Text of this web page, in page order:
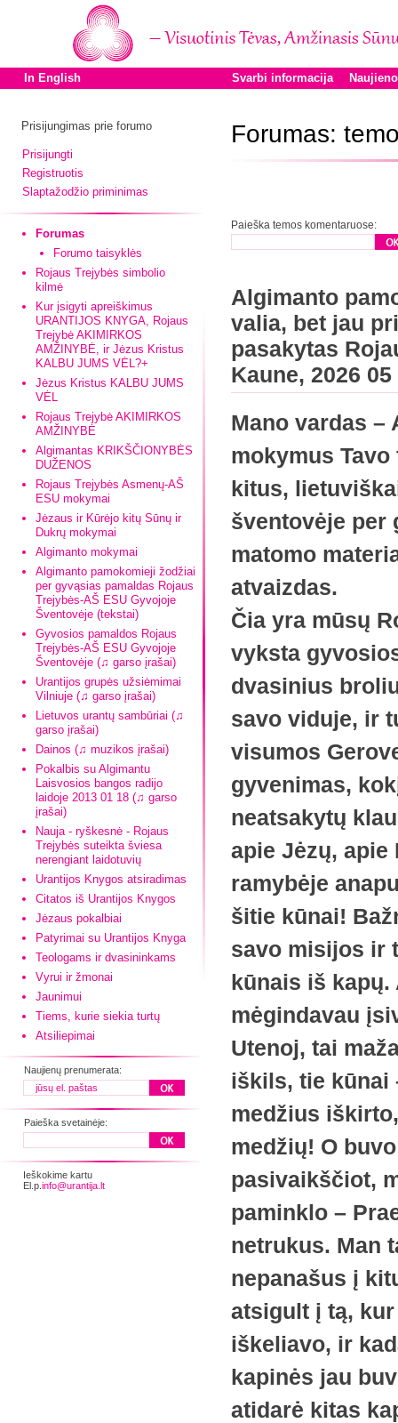
In English Svarbi informacija
Prisijungimas prie forumo
Prisijungti
Registruotis
Slaptažodžio priminimas
Forumas
Forumo taisyklės
Rojaus Trejybės simbolio
kilmė
Kur įsigyti apreiškimus
URANTIJOS KNYGA, Rojaus
Trejybė AKIMIRKOS
AMŽINYBĖ, ir Jėzus Kristus
KALBU JUMS VĖL?+
Jėzus Kristus KALBU JUMS
VĖL
Rojaus Trejybė AKIMIRKOS
AMŽINYBĖ
Algimantas KRIKŠČIONYBĖS
DUŽENOS
Rojaus Trejybės Asmenų-AŠ
ESU mokymai
Jėzaus ir Kūrėjo kitų Sūnų ir
Dukrų mokymai
Algimanto mokymai
Algimanto pamokomieji žodžiai
per gyvąsias pamaldas Rojaus
Trejybės-AŠ ESU Gyvojoje
Šventovėje (tekstai)
Gyvosios pamaldos Rojaus
Trejybės-AŠ ESU Gyvojoje
Šventovėje (♫ garso įrašai)
Urantijos grupės užsiėmimai
Vilniuje (♫ garso įrašai)
Lietuvos urantų sambūriai (♫
garso įrašai)
Dainos (♫ muzikos įrašai)
Pokalbis su Algimantu
Laisvosios bangos radijo
laidoje 2013 01 18 (♫ garso
įrašai)
Nauja - ryškesnė - Rojaus
Trejybės suteikta šviesa
nerengiant laidotuvių
Urantijos Knygos atsiradimas
Citatos iš Urantijos Knygos
Jėzaus pokalbiai
Patyrimai su Urantijos Knyga
Teologams ir dvasininkams
Vyrui ir žmonai
Jaunimui
Tiems, kurie siekia turtų
Atsiliepimai
Naujienų prenumerata:
Paieška svetainėje:
Ieškokime kartu
El.p. info@urantija.lt
Forumas:
Paieška temos komentaruose:
Algimanto
valia, bet jau
pasakytas
Kaune, 2026 05
Mano vardas –
mokymus
kitus,
šventovėje per
matomo
atvaizdas.
Čia yra mūsų
vyksta
dvasinius
savo viduje, ir
visumos
gyvenimas,
neatsakytų
apie Jėzų,
ramybėje
šitie kūnai!
savo misijos ir
kūnais iš kapų.
mėgindavau
Utenoj, tai
iškils, tie kūnai
medžius
medžių! O
pasivaikščiot,
paminklo –
netrukus. Man
nepanašus į
atsigult į tą,
iškeliavo, ir
kapinės jau
atidarė kitas